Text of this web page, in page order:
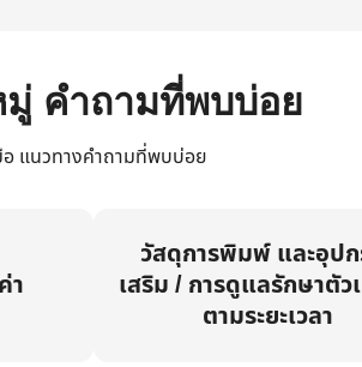
คำถามที่พบบ่อย
แนวทางคำถามที่พบบ่อย
า
วัสดุการพิมพ์ และอุป
เสริม / การดูแลรักษาตัว
ตามระยะเวลา